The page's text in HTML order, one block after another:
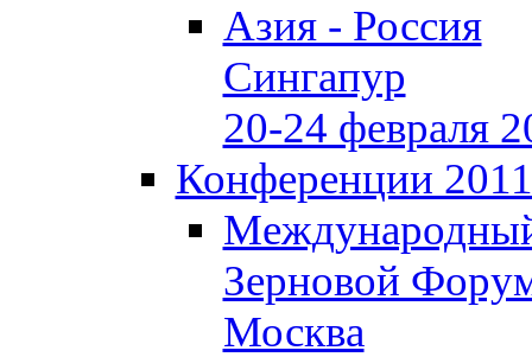
Азия - Россия
Сингапур
20-24 февраля
Конференции 2011
Зерновой
Москва